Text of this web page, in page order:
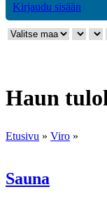
Kirjaudu sisään
Haun
Etusivu » Viro »
Sauna